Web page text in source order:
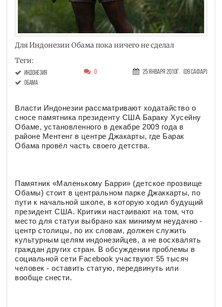
Для Индонезии Обама пока ничего не сделал
Теги:
Индонезия
Обама
0 25 Января 2010г. (09 Сафар)
Власти Индонезии рассматривают ходатайство о
сносе памятника президенту США Бараку Хусейну
Обаме, установленного в декабре 2009 года в
районе Ментенг в центре Джакарты, где Барак
Обама провёл часть своего детства.
Памятник «Маленькому Барри» (детское прозвище
Обамы) стоит в центральном парке Джаккарты, по
пути к начальной школе, в которую ходил будущий
президент США. Критики настаивают на том, что
место для статуи выбрано как минимум неудачно -
центр столицы, по их словам, должен служить
культурным целям индонезийцев, а не восхвалять
граждан других стран. В обсуждении проблемы в
социальной сети Facebook участвуют 55 тысяч
человек - оставить статую, передвинуть или
вообще снести.